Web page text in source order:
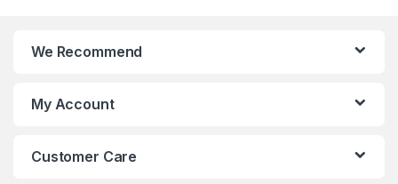
We Recommend
My Account
Customer Care